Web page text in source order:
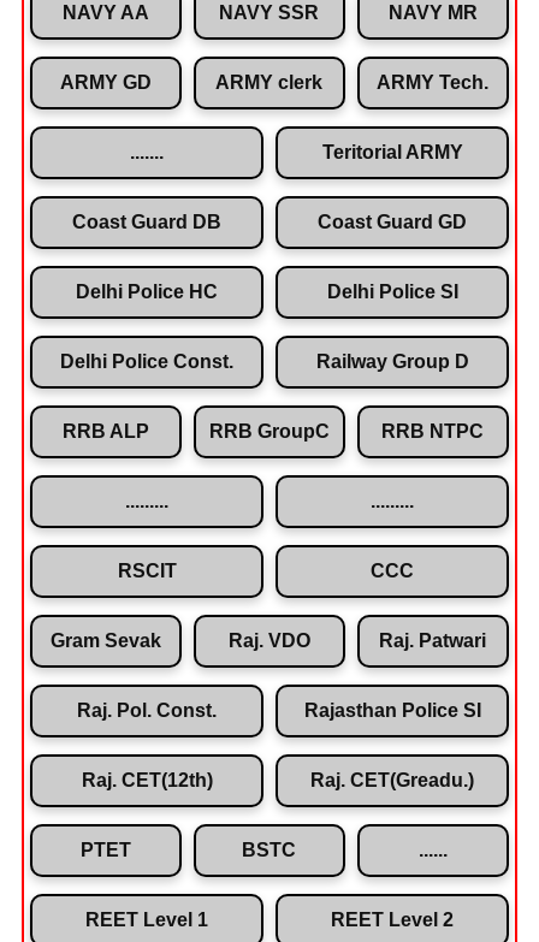
NAVY AA NAVY SSR NAVY MR
ARMY GD ARMY clerk ARMY Tech.
Teritorial ARMY
Coast Guard DB Coast Guard GD
Delhi Police HC Delhi Police SI
Delhi Police Const. Railway Group D
RRB ALP RRB GroupC RRB NTPC
RSCIT CCC
Gram Sevak Raj. VDO Raj. Patwari
Raj. Pol. Const. Rajasthan Police SI
Raj. CET(12th) Raj. CET(Greadu.)
PTET BSTC
REET Level 1 REET Level 2